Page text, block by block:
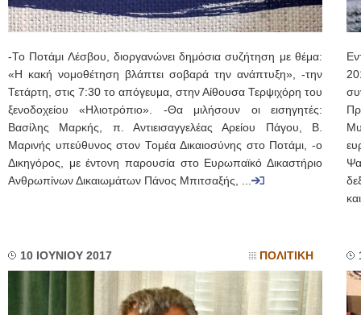
-Το Ποτάμι Λέσβου, διοργανώνει δημόσια συζήτηση με θέμα:
«Η κακή νομοθέτηση βλάπτει σοβαρά την ανάπτυξη», -την
Τετάρτη, στις 7:30 το απόγευμα, στην Αίθουσα Τερψιχόρη του
ξενοδοχείου «Ηλιοτρόπιο». -Θα μιλήσουν οι εισηγητές:
Βασίλης Μαρκής, π. Αντιεισαγγελέας Αρείου Πάγου, Β.
Μαρινής υπεύθυνος στον Τομέα Δικαιοσύνης στο Ποτάμι, -ο
Δικηγόρος, με έντονη παρουσία στο Ευρωπαϊκό Δικαστήριο
Ανθρωπίνων Δικαιωμάτων Πάνος Μπιτσαξής, ...
10 ΙΟΥΝΙΟΥ 2017 ΠΟΛΙΤΙΚΗ